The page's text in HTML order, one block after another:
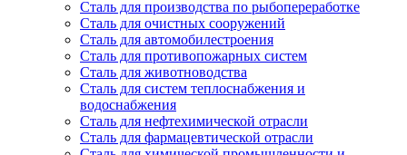
Сталь для производства по рыбопереработке
Сталь для очистных сооружений
Сталь для автомобилестроения
Сталь для противопожарных систем
Сталь для животноводства
Сталь для систем теплоснабжения и
водоснабжения
Сталь для нефтехимической отрасли
Сталь для фармацевтической отрасли